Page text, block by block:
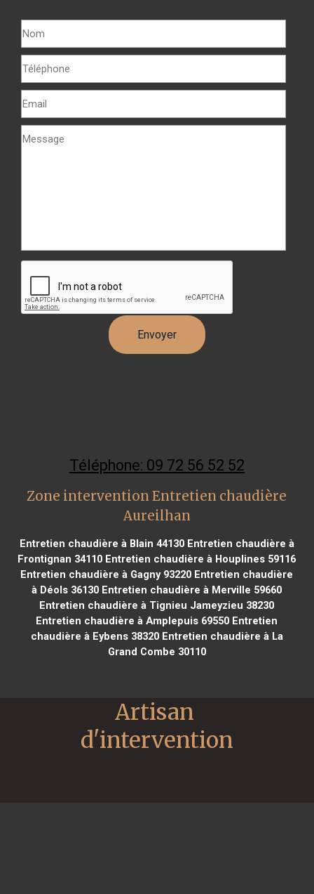
Téléphone: 09 72 56 52 52
Zone intervention Entretien chaudière
Aureilhan
Entretien chaudière à Blain 44130Entretien chaudière à
Frontignan 34110 Entretien chaudière à Houplines 59116
Entretien chaudière à Gagny 93220 Entretien chaudière
à Déols 36130 Entretien chaudière à Merville 59660
Entretien chaudière à Tignieu Jameyzieu 38230
Entretien chaudière à Amplepuis 69550 Entretien
chaudière à Eybens 38320Entretien chaudière à La
Grand Combe 30110
Artisan
d'intervention